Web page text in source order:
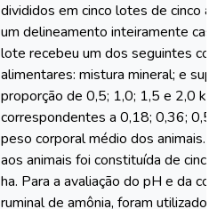
divididos em cinco lotes de cinco
um delineamento inteiramente
lote recebeu um dos seguintes
alimentares: mistura mineral; e
proporção de 0,5; 1,0; 1,5 e 2,0
correspondentes a 0,18; 0,36;
peso corporal médio dos animais.
aos animais foi constituída de
ha. Para a avaliação do pH e da
ruminal de amônia, foram